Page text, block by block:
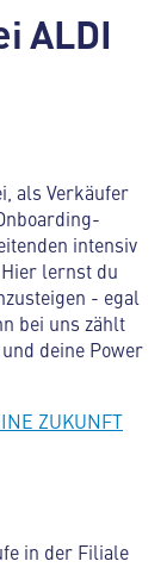
ALDI
als Verkäufer
intensiv
lernst du
- egal
bei uns zählt
deine Power
ZUKUNFT
in der Filiale